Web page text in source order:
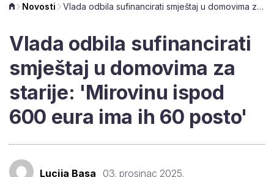
Novosti Vlada odbila sufinancirati smještaj u domovima za starije: 'Mirovinu ispod 600 eura ima ih 60 posto'
Vlada odbila sufinancirati
smještaj u domovima za
starije: 'Mirovinu ispod
600 eura ima ih 60 posto'
Lucija Basa 03. prosinac 2025.